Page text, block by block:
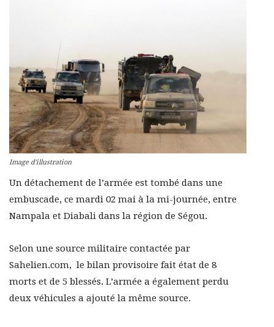
Image d'illustration
Un détachement de l’armée est tombé dans une
embuscade, ce mardi 02 mai à la mi-journée, entre
Nampala et Diabali dans la région de Ségou.
Selon une source militaire contactée par
Sahelien.com, le bilan provisoire fait état de 8
morts et de 5 blessés. L’armée a également perdu
deux véhicules a ajouté la même source.